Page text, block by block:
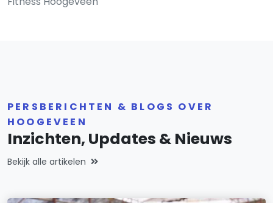
PERSBERICHTEN & BLOGS OVER
HOOGEVEEN
Inzichten, Updates & Nieuws
Bekijk alle artikelen